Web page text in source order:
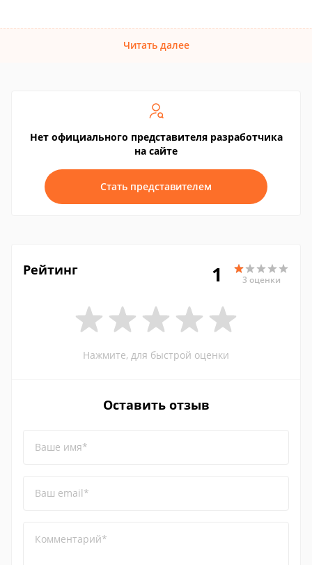
Читать далее
Нет официального представителя разработчика
на сайте
Стать представителем
Рейтинг 1 3 оценки
Нажмите, для быстрой оценки
Оставить отзыв
Ваше имя*
Ваш email*
Комментарий*